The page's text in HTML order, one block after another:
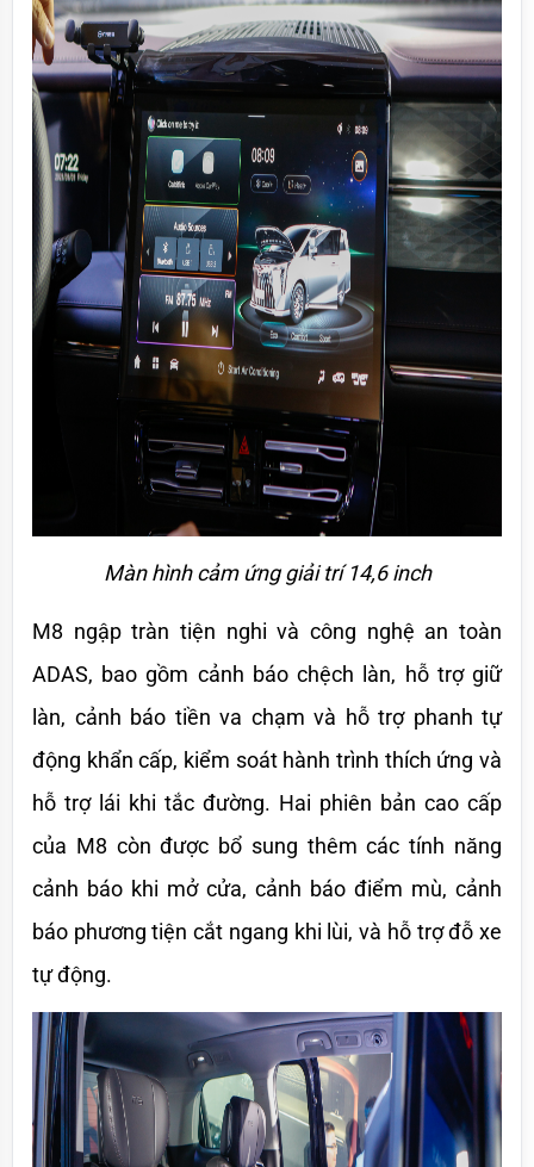
Màn hình cảm ứng giải trí 14,6 inch
M8 ngập tràn tiện nghi và công nghệ an toàn
ADAS, bao gồm cảnh báo chệch làn, hỗ trợ giữ
làn, cảnh báo tiền va chạm và hỗ trợ phanh tự
động khẩn cấp, kiểm soát hành trình thích ứng và
hỗ trợ lái khi tắc đường. Hai phiên bản cao cấp
của M8 còn được bổ sung thêm các tính năng
cảnh báo khi mở cửa, cảnh báo điểm mù, cảnh
báo phương tiện cắt ngang khi lùi, và hỗ trợ đỗ xe
tự động.